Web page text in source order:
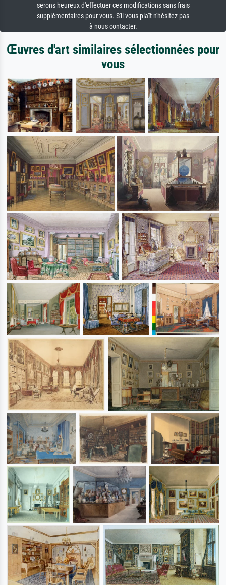
serons heureux d'effectuer ces modifications sans frais
supplémentaires pour vous. S'il vous plaît n'hésitez pas
à nous contacter.
Œuvres d'art similaires sélectionnées pour
vous